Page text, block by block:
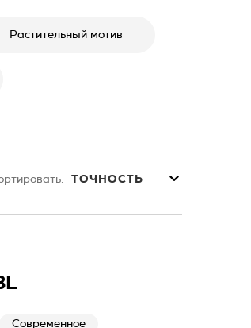
Растительный мотив
ТОЧНОСТЬ
Современное